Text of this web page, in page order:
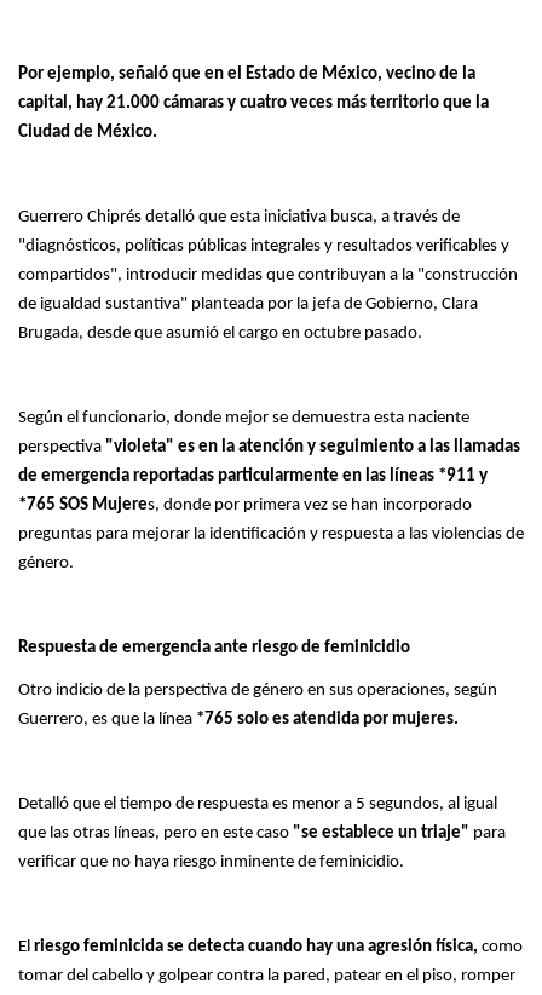
Por ejemplo, señaló que en el Estado de México, vecino de la
capital, hay 21.000 cámaras y cuatro veces más territorio que la
Ciudad de México.
Guerrero Chiprés detalló que esta iniciativa busca, a través de
"diagnósticos, políticas públicas integrales y resultados verificables y
compartidos", introducir medidas que contribuyan a la "construcción
de igualdad sustantiva" planteada por la jefa de Gobierno, Clara
Brugada, desde que asumió el cargo en octubre pasado.
Según el funcionario, donde mejor se demuestra esta naciente
perspectiva "violeta" es en la atención y seguimiento a las llamadas
de emergencia reportadas particularmente en las líneas *911 y
*765 SOS Mujeres, donde por primera vez se han incorporado
preguntas para mejorar la identificación y respuesta a las violencias de
género.
Respuesta de emergencia ante riesgo de feminicidio
Otro indicio de la perspectiva de género en sus operaciones, según
Guerrero, es que la línea *765 solo es atendida por mujeres.
Detalló que el tiempo de respuesta es menor a 5 segundos, al igual
que las otras líneas, pero en este caso "se establece un triaje" para
verificar que no haya riesgo inminente de feminicidio.
El riesgo feminicida se detecta cuando hay una agresión física, como
tomar del cabello y golpear contra la pared, patear en el piso, romper